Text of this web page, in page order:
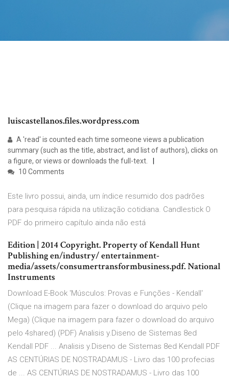
luiscastellanos.files.wordpress.com
A 'read' is counted each time someone views a publication
summary (such as the title, abstract, and list of authors), clicks on
a figure, or views or downloads the full-text.
10 Comments
Este livro possui, ainda, um índice resumido dos padrões
para pesquisa rápida na utilização cotidiana. Candlestick O
PDF do primeiro capítulo ainda não está
Edition | 2014 Copyright. Property of Kendall Hunt
Publishing en/industry/ entertainment-
media/assets/consumertransformbusiness.pdf. National
Instruments
Download E-Book 'Músculos: Provas e Funções - Kendall'
(Clique na imagem para fazer o download do arquivo pelo
Mega) (Clique na imagem para fazer o download do arquivo
pelo 4shared) (PDF) Analisis y.Diseno de Sistemas 8ed
Kendall PDF ... Analisis y.Diseno de Sistemas 8ed Kendall PDF
AS CENTÚRIAS DE NOSTRADAMUS - Livro das 100 profecias
de ... AS CENTÚRIAS DE NOSTRADAMUS - Livro das 100